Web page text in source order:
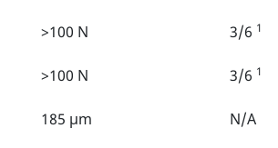
>100 N 3/6 1
>100 N 3/6 1
185 µm N/A